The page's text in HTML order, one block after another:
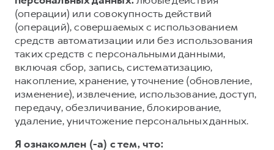
(операции) или совокупность действий
(операций), совершаемых с использованием
средств автоматизации или без использования
таких средств с персональными данными,
включая сбор, запись, систематизацию,
накопление, хранение, уточнение (обновление,
изменение), извлечение, использование, доступ,
передачу, обезличивание, блокирование,
удаление, уничтожение персональных данных.
Я ознакомлен (-а) с тем, что: